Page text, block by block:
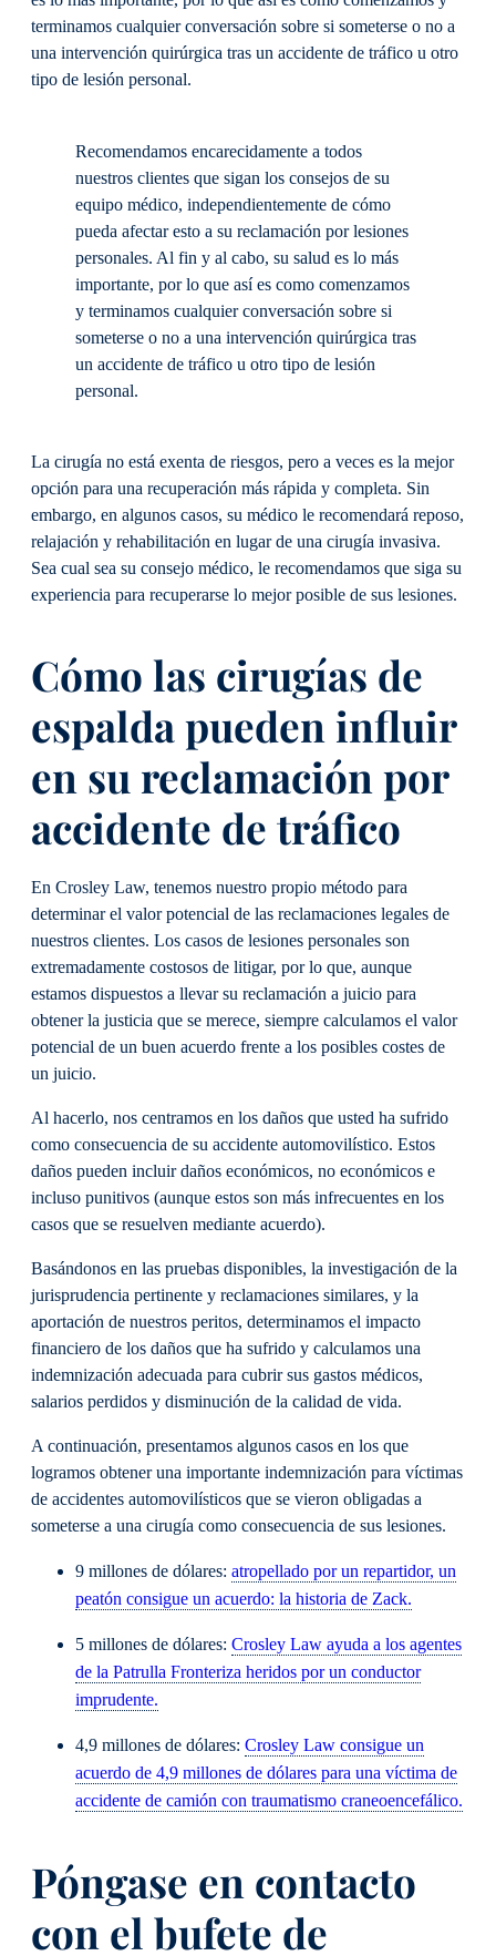
terminamos cualquier conversación sobre si someterse o no a
una intervención quirúrgica tras un accidente de tráfico u otro
tipo de lesión personal.
Recomendamos encarecidamente a todos
nuestros clientes que sigan los consejos de su
equipo médico, independientemente de cómo
pueda afectar esto a su reclamación por lesiones
personales. Al fin y al cabo, su salud es lo más
importante, por lo que así es como comenzamos
y terminamos cualquier conversación sobre si
someterse o no a una intervención quirúrgica tras
un accidente de tráfico u otro tipo de lesión
personal.
La cirugía no está exenta de riesgos, pero a veces es la mejor
opción para una recuperación más rápida y completa. Sin
embargo, en algunos casos, su médico le recomendará reposo,
relajación y rehabilitación en lugar de una cirugía invasiva.
Sea cual sea su consejo médico, le recomendamos que siga su
experiencia para recuperarse lo mejor posible de sus lesiones.
Cómo las cirugías de
espalda pueden influir
en su reclamación por
accidente de tráfico
En Crosley Law, tenemos nuestro propio método para
determinar el valor potencial de las reclamaciones legales de
nuestros clientes. Los casos de lesiones personales son
extremadamente costosos de litigar, por lo que, aunque
estamos dispuestos a llevar su reclamación a juicio para
obtener la justicia que se merece, siempre calculamos el valor
potencial de un buen acuerdo frente a los posibles costes de
un juicio.
Al hacerlo, nos centramos en los daños que usted ha sufrido
como consecuencia de su accidente automovilístico. Estos
daños pueden incluir daños económicos, no económicos e
incluso punitivos (aunque estos son más infrecuentes en los
casos que se resuelven mediante acuerdo).
Basándonos en las pruebas disponibles, la investigación de la
jurisprudencia pertinente y reclamaciones similares, y la
aportación de nuestros peritos, determinamos el impacto
financiero de los daños que ha sufrido y calculamos una
indemnización adecuada para cubrir sus gastos médicos,
salarios perdidos y disminución de la calidad de vida.
A continuación, presentamos algunos casos en los que
logramos obtener una importante indemnización para víctimas
de accidentes automovilísticos que se vieron obligadas a
someterse a una cirugía como consecuencia de sus lesiones.
9 millones de dólares: atropellado por un repartidor, un
peatón consigue un acuerdo: la historia de Zack.
5 millones de dólares: Crosley Law ayuda a los agentes
de la Patrulla Fronteriza heridos por un conductor
imprudente.
4,9 millones de dólares: Crosley Law consigue un
acuerdo de 4,9 millones de dólares para una víctima de
accidente de camión con traumatismo craneoencefálico.
Póngase en contacto
con el bufete de